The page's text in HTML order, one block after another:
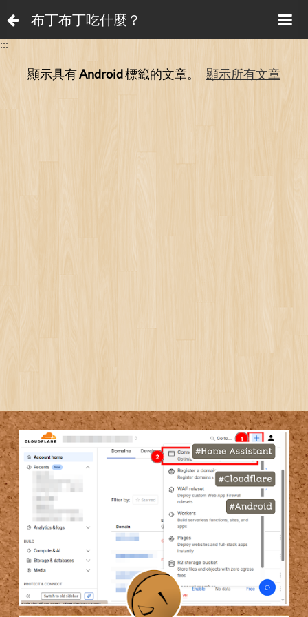
布丁布丁吃什麼？
:::
顯示具有Android標籤的文章。 顯示所有文章